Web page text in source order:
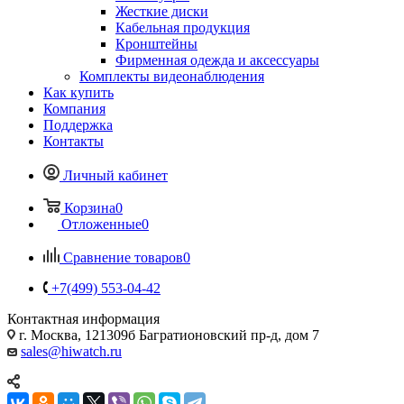
Жесткие диски
Кабельная продукция
Кронштейны
Фирменная одежда и аксессуары
Комплекты видеонаблюдения
Как купить
Компания
Поддержка
Контакты
Личный кабинет
Корзина0
Отложенные0
Сравнение товаров0
+7(499) 553-04-42
Контактная информация
г. Москва, 121309б Багратионовский пр-д, дом 7
sales@hiwatch.ru